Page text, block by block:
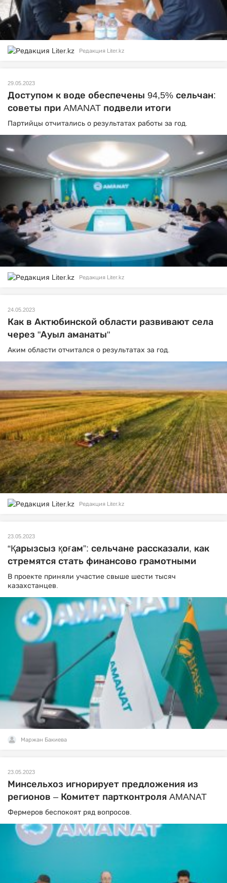
Редакция Liter.kz
29.05.2023
Доступом к воде обеспечены 94,5% сельчан:
советы при AMANAT подвели итоги
Партийцы отчитались о результатах работы за год.
Редакция Liter.kz
24.05.2023
Как в Актюбинской области развивают села
через "Ауыл аманаты"
Аким области отчитался о результатах за год.
Редакция Liter.kz
23.05.2023
“Қарызсыз қоғам”: сельчане рассказали, как
стремятся стать финансово грамотными
В проекте приняли участие свыше шести тысяч
казахстанцев.
Маржан Бакиева
23.05.2023
Минсельхоз игнорирует предложения из
регионов – Комитет партконтроля AMANAT
Фермеров беспокоят ряд вопросов.